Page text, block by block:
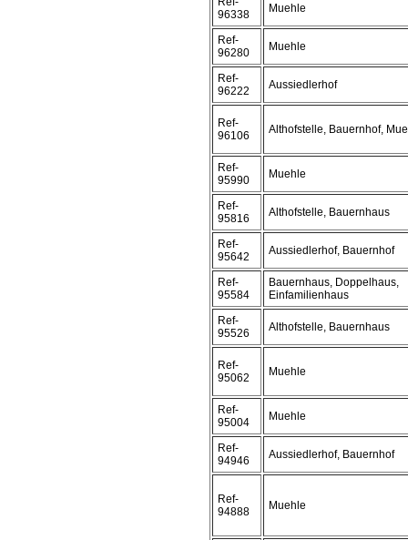
96338
Muehle
Ref-
96280
Muehle
Ref-
96222
Aussiedlerhof
Ref-
96106
Althofstelle, Bauernhof,
Ref-
95990
Muehle
Ref-
95816
Althofstelle, Bauernhaus
Ref-
95642
Aussiedlerhof, Bauernhof
Ref-
95584
Bauernhaus, Doppelhaus,
Einfamilienhaus
Ref-
95526
Althofstelle, Bauernhaus
Ref-
95062
Muehle
Ref-
95004
Muehle
Ref-
94946
Aussiedlerhof, Bauernhof
Ref-
94888
Muehle